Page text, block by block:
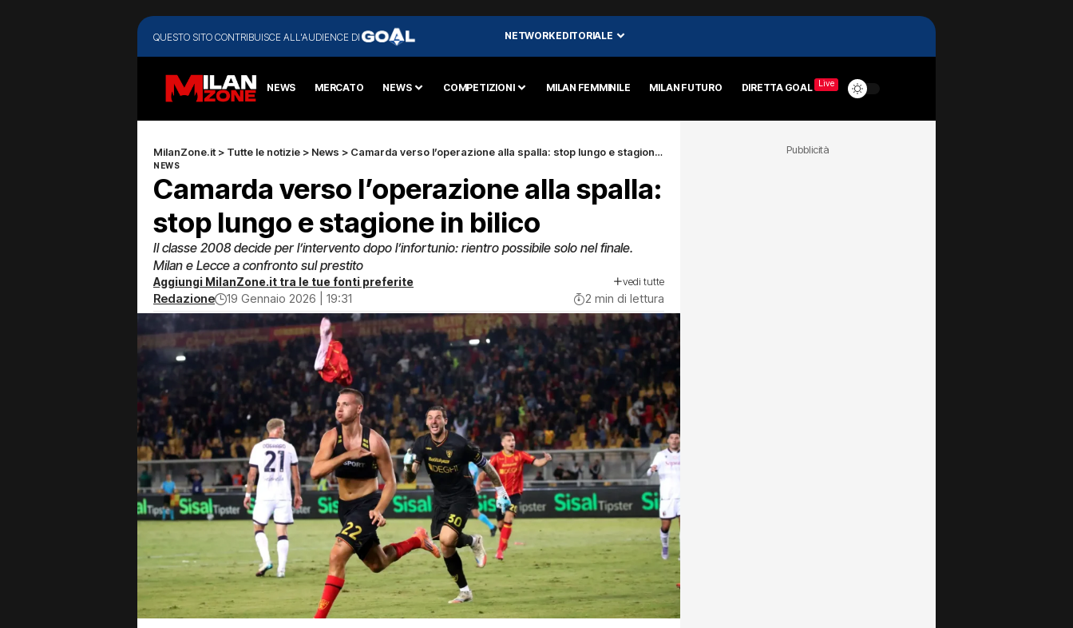
QUESTO SITO CONTRIBUISCE ALL'AUDIENCE DI NETWORK EDITORIALE
NEWS MERCATO NEWS COMPETIZIONI MILAN FEMMINILE MILAN FUTURO DIRETTA GOAL Live
MilanZone.it > Tutte le notizie > News > Camarda verso l’operazione alla spalla: stop lungo e stagione in bilico
NEWS
Camarda verso l’operazione alla spalla:
stop lungo e stagione in bilico
Il classe 2008 decide per l’intervento dopo l’infortunio: rientro possibile solo nel finale.
Milan e Lecce a confronto sul prestito
Aggiungi MilanZone.it tra le tue fonti preferite vedi tutte
Redazione 19 Gennaio 2026 | 19:31 2 min di lettura
Pubblicità